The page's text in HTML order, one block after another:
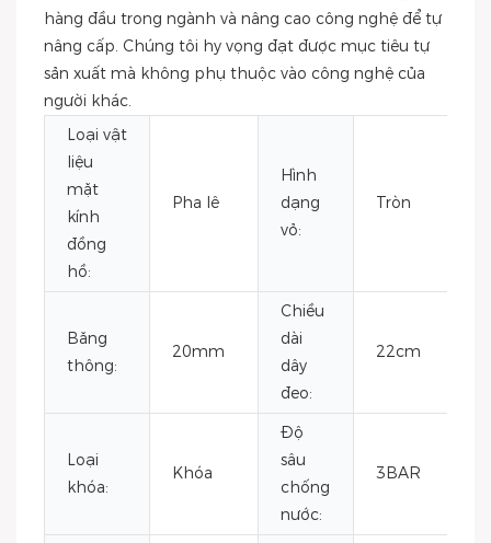
hàng đầu trong ngành và nâng cao công nghệ để tự
nâng cấp. Chúng tôi hy vọng đạt được mục tiêu tự
sản xuất mà không phụ thuộc vào công nghệ của
người khác.
Loại vật
liệu
mặt
kính
đồng
hồ:
Pha lê
Hình
dạng
vỏ:
Tròn
Băng
thông:
20mm
Chiều
dài
dây
đeo:
22cm
Loại
khóa:
Khóa
Độ
sâu
chống
nước:
3BAR